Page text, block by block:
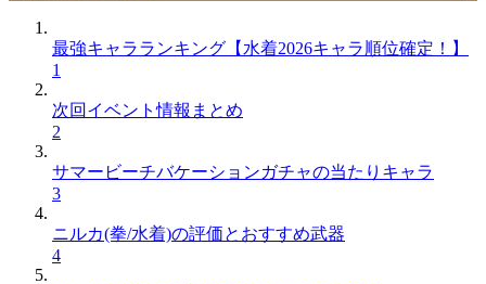
最強キャラランキング【水着2026キャラ順位確定！】
1
次回イベント情報まとめ
2
サマービーチバケーションガチャの当たりキャラ
3
ニルカ(拳/水着)の評価とおすすめ武器
4